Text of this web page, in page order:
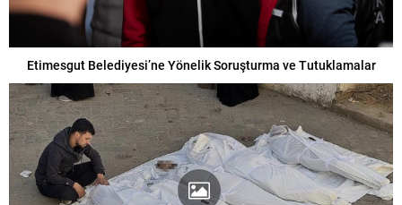
Etimesgut Belediyesi’ne Yönelik Soruşturma ve Tutuklamalar